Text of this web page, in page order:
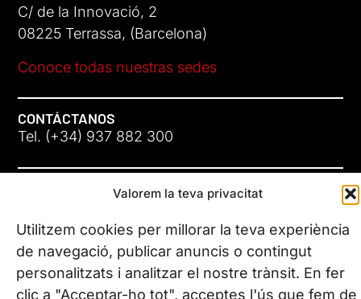
Valorem la teva privacitat
Utilitzem cookies per millorar la teva experiència
de navegació, publicar anuncis o contingut
personalitzats i analitzar el nostre trànsit. En fer
clic a "Acceptar-ho tot", acceptes l'ús que fem de
C/ de la Innovació, 2
08225 Terrassa, (Barcelona)
Conoce todas nuestras sedes
CONTÁCTANOS
Tel. (+34) 937 882 300
© Copyright 2026 Leitat – Managing Technologies. Todos los
derechos reservados